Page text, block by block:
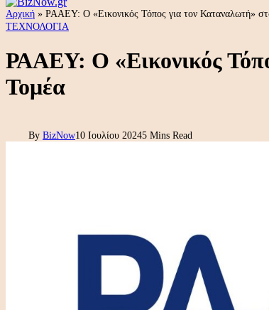
Αρχική » ΡΑΑΕΥ: Ο «Εικονικός Τόπος για τον Καταναλωτή»
ΤΕΧΝΟΛΟΓΙΑ
ΡΑΑΕΥ: Ο «Εικονικός
Τομέα
By BizNow10 Ιουλίου 20245 Mins Read